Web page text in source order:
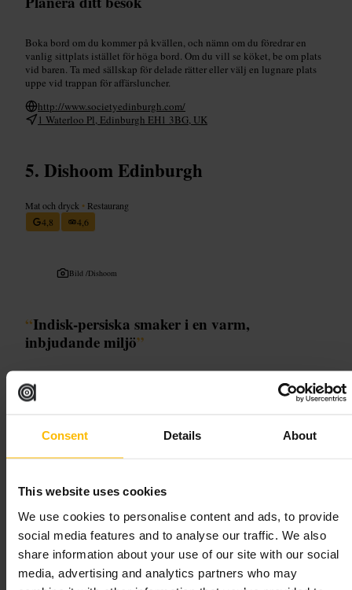
Consent Details About
This website uses cookies
We use cookies to personalise content and ads, to provide
social media features and to analyse our traffic. We also
share information about your use of our site with our social
media, advertising and analytics partners who may
Boka bord om du kommer på kvällen, och nämn om du föredrar en
vanlig sittplats istället för höga bord. Om du vill se köket, be om plats
vid baren. Ta med sällskap för delade rätter eller välj en lugnare plats
uppe vid trappan för affärsluncher.
http://www.societyedinburgh.com/
1 Waterloo Pl, Edinburgh EH1 3BG, UK
Dishoom Edinburgh
Mat och dryck • Restaurang
4,8
4,6
Bild /Dishoom
“Indisk-persiska smaker i en varm,
inbjudande miljö”
Lämplig för
Edinburghmat Frukostställe
Middagmedvänner
#Familjevänligt #Barhäng
Vad du kan förvänta dig
Menyn bjuder på både frukostwraps och delade middagsrätter, från
kryddiga kebaber till mildare kycklingrätter och kryddiga potatisar.
Det finns flera alkoholfria dryckesalternativ och smakrika desserter.
Lokalen är mysig med en avslappnad bardel där du kan sitta om det är
väntetid. Personalen ger ofta rekommendationer om vad som passar.